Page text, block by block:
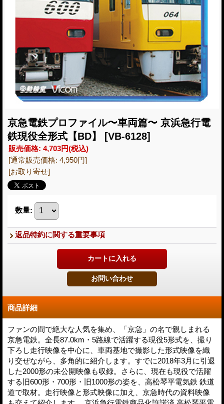
京急電鉄プロファイル〜車両篇〜 京浜急行電
鉄現役全形式【BD】
[VB-6128]
販売価格: 4,703円(税込)
[通常販売価格: 4,950円]
[お取り寄せ]
数量:
返品特約に関する重要事項
商品詳細
ファンの間で絶大な人気を集め、「京急」の名で親しまれる
京急電鉄。全長87.0km・5路線で活躍する現役5形式を、撮り
下ろし走行映像を中心に、車両基地で撮影した形式映像を織
り交ぜながら、多角的に紹介します。すでに2018年3月に引退
した2000形の未公開映像も収録。さらに、現在も現役で活躍
する旧600形・700形・旧1000形の姿を、高松琴平電気鉄 鉄道
道で取材。走行映像と形式映像に加え、京急時代の資料映像